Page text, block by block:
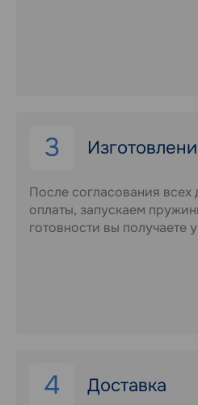
3
После согласования всех
оплаты, запускаем
готовности вы получаете
4 Доставка